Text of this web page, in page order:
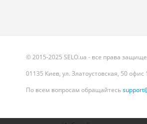
© 2015-2025 SELO.ua - все права
01135 Киев, ул. Златоустовская, 50 офис
По всем вопросам обращайтесь